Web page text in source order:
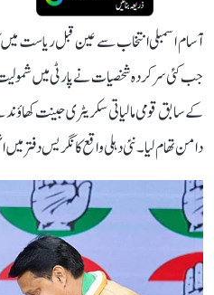
آسام اسمبلی انتخاب سے عین قبل ریاست
جب کئی سرکردہ شخصیات نے پارٹی میں
کے سابق قومی مالیاتی سکریٹری جینت
دامن تھام لیا۔ نئی دہلی واقع کانگریس دفتر میں